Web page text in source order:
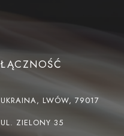
ŁĄCZNOŚĆ
UKRAINA, LWÓW, 79017
UL. ZIELONY 35